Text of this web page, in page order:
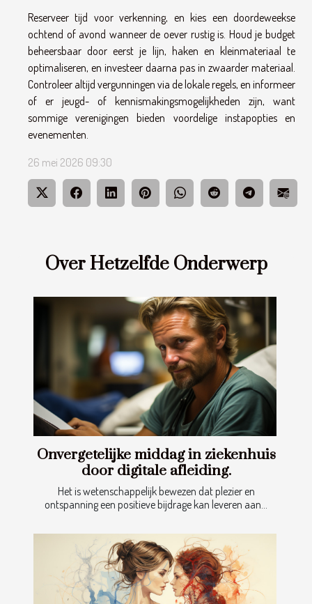
Over Hetzelfde Onderwerp
Onvergetelijke middag in ziekenhuis
door digitale afleiding.
Het is wetenschappelijk bewezen dat plezier en
ontspanning een positieve bijdrage kan leveren aan...
Reserveer tijd voor verkenning, en kies een doordeweekse
ochtend of avond wanneer de oever rustig is. Houd je budget
beheersbaar door eerst je lijn, haken en kleinmateriaal te
optimaliseren, en investeer daarna pas in zwaarder materiaal.
Controleer altijd vergunningen via de lokale regels, en informeer
of er jeugd- of kennismakingsmogelijkheden zijn, want
sommige verenigingen bieden voordelige instapopties en
evenementen.
26 mei 2026 09:30